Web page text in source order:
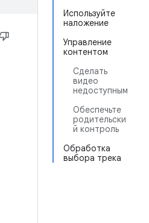
Используйте
наложение
Управление
контентом
Сделать
видео
недоступным
Обеспечьте
родительски
й контроль
Обработка
выбора трека